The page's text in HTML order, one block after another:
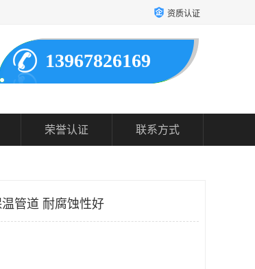
资质认证
13967826169
荣誉认证 联系方式
管道 耐腐蚀性好